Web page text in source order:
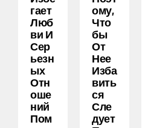
Гает
Люб
Ви И
Сер
Ьезн
Ых
Отн
Оше
Ний
Пом
Ому,
Что
Бы
От
Нее
Изба
Вить
Ся
Сле
Дует